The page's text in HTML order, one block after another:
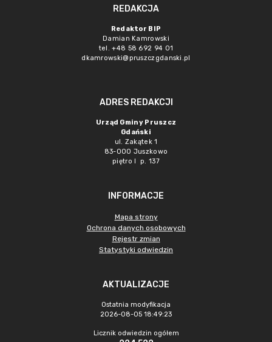
REDAKCJA
Redaktor BIP
Damian Kamrowski
tel. +48 58 692 94 01
dkamrowski@pruszczgdanski.pl
ADRES REDAKCJI
Urząd Gminy Pruszcz
Gdański
ul. Zakątek 1
83-000 Juszkowo
piętro I p. 137
INFORMACJE
Mapa strony
Ochrona danych osobowych
Rejestr zmian
Statystyki odwiedzin
AKTUALIZACJE
Ostatnia modyfikacja
2026-08-05 18:49:23
Licznik odwiedzin ogółem